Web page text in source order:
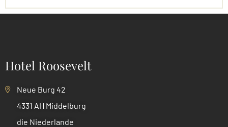
Hotel Roosevelt
Neue Burg 42
4331 AH Middelburg
die Niederlande